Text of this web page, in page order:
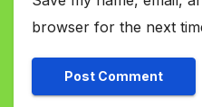
browser for the next